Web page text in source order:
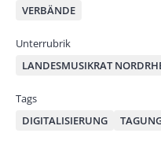
VERBÄNDE
Unterrubrik
LANDESMUSIKRAT
Tags
DIGITALISIERUNG